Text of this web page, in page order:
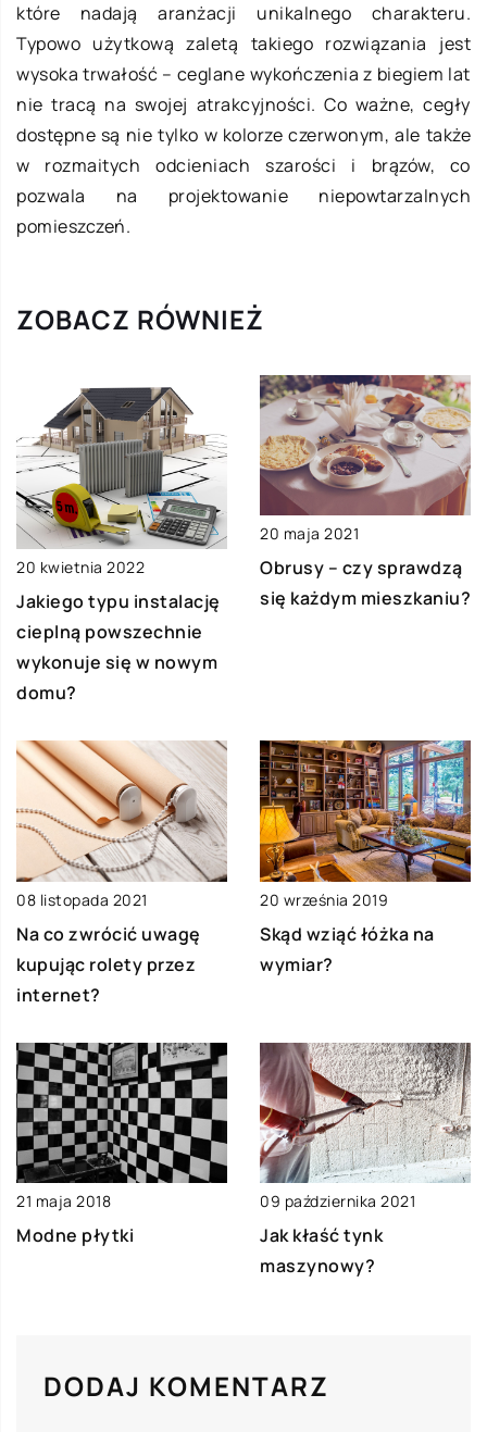
które nadają aranżacji unikalnego charakteru.
Typowo użytkową zaletą takiego rozwiązania jest
wysoka trwałość – ceglane wykończenia z biegiem lat
nie tracą na swojej atrakcyjności. Co ważne, cegły
dostępne są nie tylko w kolorze czerwonym, ale także
w rozmaitych odcieniach szarości i brązów, co
pozwala na projektowanie niepowtarzalnych
pomieszczeń.
ZOBACZ RÓWNIEŻ
20 kwietnia 2022
Jakiego typu instalację
cieplną powszechnie
wykonuje się w nowym
domu?
20 maja 2021
Obrusy – czy sprawdzą
się każdym mieszkaniu?
08 listopada 2021
Na co zwrócić uwagę
kupując rolety przez
internet?
20 września 2019
Skąd wziąć łóżka na
wymiar?
21 maja 2018
Modne płytki
09 października 2021
Jak kłaść tynk
maszynowy?
DODAJ KOMENTARZ